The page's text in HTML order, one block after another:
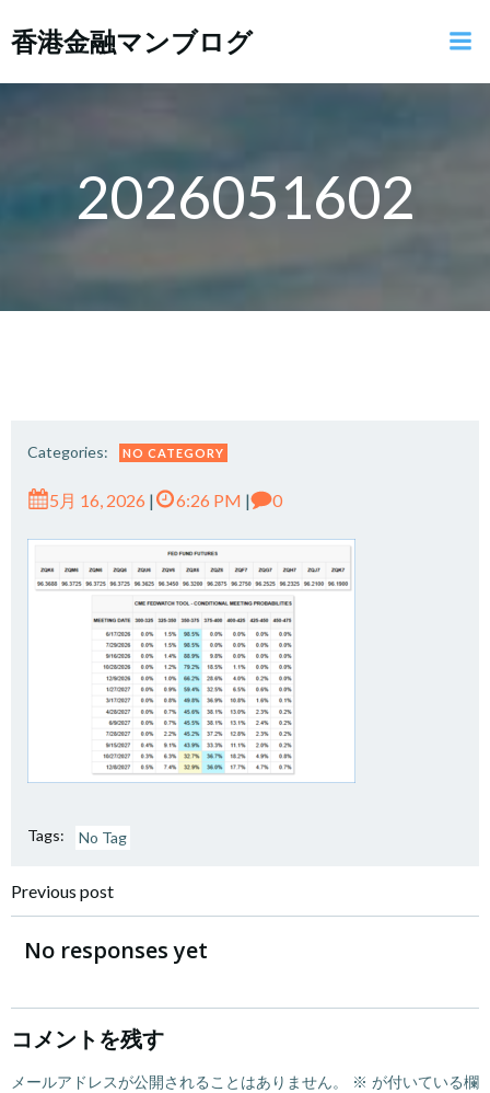
ン
ン
キ
ッ
香港金融マンブログ
2026051602
Categories: NO CATEGORY
5月 16, 2026 | 6:26 PM | 0
Tags: No Tag
Post
navigation
Previous post
No responses yet
コメントを残す
メールアドレスが公開されることはありません。 ※ が付いている欄